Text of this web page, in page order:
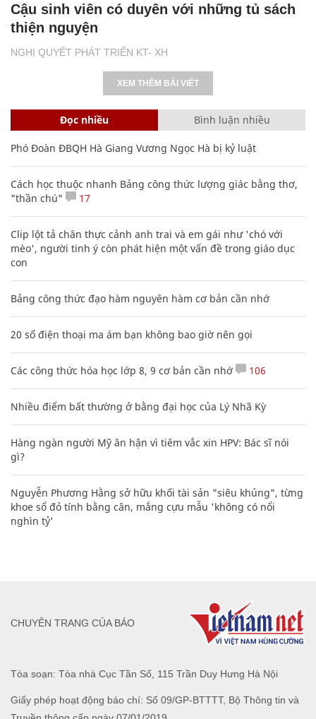
NGHỊ QUYẾT PHÁT TRIỂN KT- XH
Cậu sinh viên có duyên với những tủ sách
thiện nguyện
XEM THÊM BÀI VIẾT
Đọc nhiều Bình luận nhiều
Phó Đoàn ĐBQH Hà Giang Vương Ngọc Hà bị kỷ luật
Cách học thuộc nhanh Bảng công thức lượng giác bằng thơ,
"thần chú"
17
Clip lột tả chân thực cảnh anh trai và em gái như 'chó với
mèo', người tinh ý còn phát hiện một vấn đề trong giáo dục
con
Bảng công thức đạo hàm nguyên hàm cơ bản cần nhớ
20 số điện thoại ma ám bạn không bao giờ nên gọi
Các công thức hóa học lớp 8, 9 cơ bản cần nhớ 106
Nhiều điểm bất thường ở bằng đại học của Lý Nhã Kỳ
Hàng ngàn người Mỹ ân hận vì tiêm vắc xin HPV: Bác sĩ nói
gì?
Nguyễn Phương Hằng sở hữu khối tài sản "siêu khủng", từng
khoe sổ đỏ tính bằng cân, mắng cựu mẫu 'không có nổi
nghìn tỷ'
Tòa soạn: Tòa nhà Cục Tần Số, 115 Trần Duy Hưng Hà Nội
Giấy phép hoạt động báo chí: Số 09/GP-BTTTT, Bộ Thông tin và
CHUYÊN TRANG CỦA BÁO